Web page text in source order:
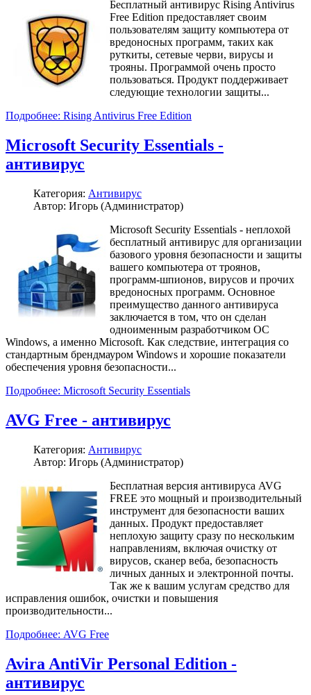
Бесплатный антивирус Rising Antivirus
Free Edition предоставляет своим
пользователям защиту компьютера от
вредоносных программ, таких как
руткиты, сетевые черви, вирусы и
трояны. Программой очень просто
пользоваться. Продукт поддерживает
следующие технологии защиты...
Подробнее: Rising Antivirus Free Edition
Microsoft Security Essentials -
антивирус
Категория: Антивирус
Автор: Игорь (Администратор)
Microsoft Security Essentials - неплохой
бесплатный антивирус для организации
базового уровня безопасности и защиты
вашего компьютера от троянов,
программ-шпионов, вирусов и прочих
вредоносных программ. Основное
преимущество данного антивируса
заключается в том, что он сделан
одноименным разработчиком ОС
Windows, а именно Microsoft. Как следствие, интеграция со
стандартным брендмауром Windows и хорошие показатели
обеспечения уровня безопасности...
Подробнее: Microsoft Security Essentials
AVG Free - антивирус
Категория: Антивирус
Автор: Игорь (Администратор)
Бесплатная версия антивируса AVG
FREE это мощный и производительный
инструмент для безопасности ваших
данных. Продукт предоставляет
неплохую защиту сразу по нескольким
направлениям, включая очистку от
вирусов, сканер веба, безопасность
личных данных и электронной почты.
Так же к вашим услугам средство для
исправления ошибок, очистки и повышения
производительности...
Подробнее: AVG Free
Avira AntiVir Personal Edition -
антивирус